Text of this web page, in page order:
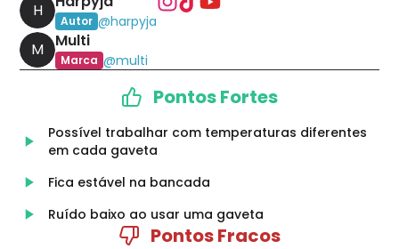
H
Autor @harpyja
M Multi
Marca @multi
Pontos Fortes
Possível trabalhar com temperaturas diferentes
em cada gaveta
Fica estável na bancada
Ruído baixo ao usar uma gaveta
Pontos Fracos